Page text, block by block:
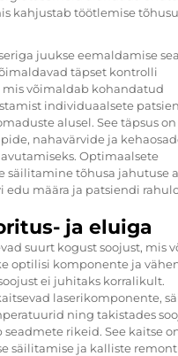
kahjustab töötlemise
juukse eemaldamise
täpset kontrolli
võimaldab kohandatud
individuaalsete
alusel. See täpsus
nahavärvide ja
Optimaalsete
säilitamine tõhusa jahutuse
edu määra ja patsiendi
ja eluiga
suurt kogust soojust, mis
optilisi komponente ja
ei juhitaks korralikult.
laserikomponente,
ning takistades
rikeid. See kaitse
säilitamise ja kalliste